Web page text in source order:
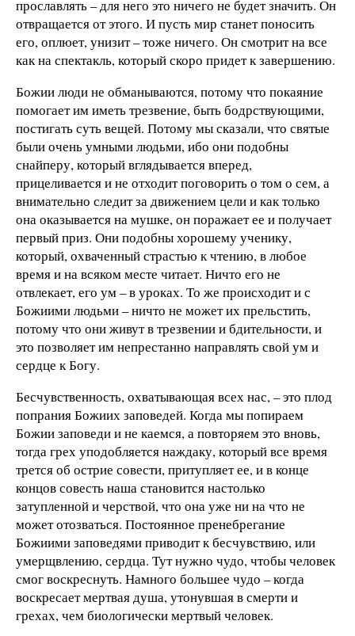
прославлять – для него это ничего не будет значить. Он
отвращается от этого. И пусть мир станет поносить
его, оплюет, унизит – тоже ничего. Он смотрит на все
как на спектакль, который скоро придет к завершению.
Божии люди не обманываются, потому что покаяние
помогает им иметь трезвение, быть бодрствующими,
постигать суть вещей. Потому мы сказали, что святые
были очень умными людьми, ибо они подобны
снайперу, который вглядывается вперед,
прицеливается и не отходит поговорить о том о сем, а
внимательно следит за движением цели и как только
она оказывается на мушке, он поражает ее и получает
первый приз. Они подобны хорошему ученику,
который, охваченный страстью к чтению, в любое
время и на всяком месте читает. Ничто его не
отвлекает, его ум – в уроках. То же происходит и с
Божиими людьми – ничто не может их прельстить,
потому что они живут в трезвении и бдительности, и
это позволяет им непрестанно направлять свой ум и
сердце к Богу.
Бесчувственность, охватывающая всех нас, – это плод
попрания Божиих заповедей. Когда мы попираем
Божии заповеди и не каемся, а повторяем это вновь,
тогда грех уподобляется наждаку, который все время
трется об острие совести, притупляет ее, и в конце
концов совесть наша становится настолько
затупленной и черствой, что она уже ни на что не
может отозваться. Постоянное пренебрегание
Божиими заповедями приводит к бесчувствию, или
умерщвлению, сердца. Тут нужно чудо, чтобы человек
смог воскреснуть. Намного большее чудо – когда
воскресает мертвая душа, утонувшая в смерти и
грехах, чем биологически мертвый человек.